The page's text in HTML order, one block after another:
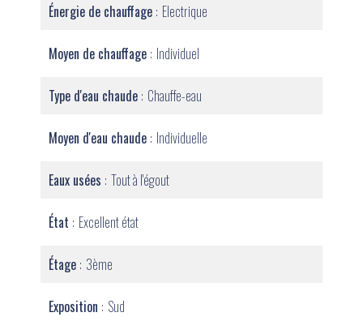
Énergie de chauffage Electrique
Moyen de chauffage Individuel
Type d'eau chaude Chauffe-eau
Moyen d'eau chaude Individuelle
Eaux usées Tout à l'égout
État Excellent état
Étage 3ème
Exposition Sud